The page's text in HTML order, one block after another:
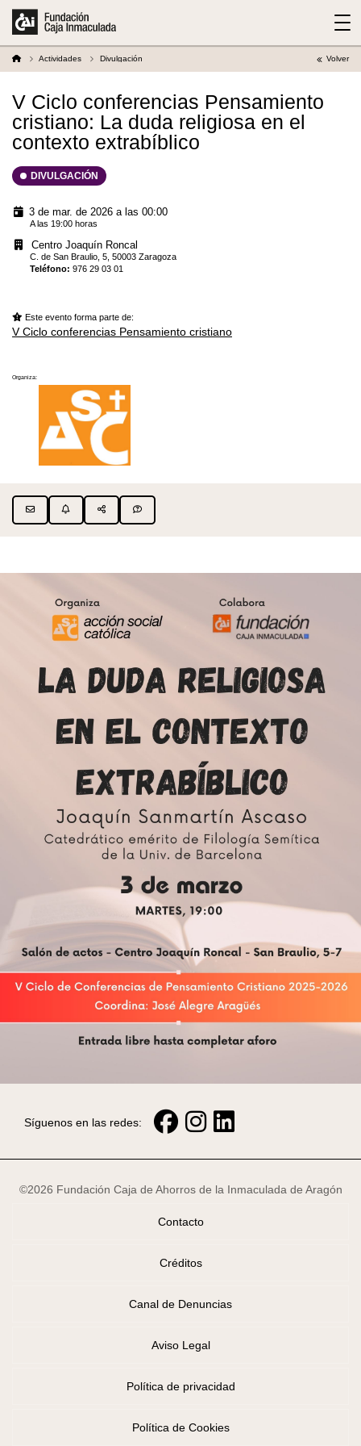
Actividades Divulgación Volver
V Ciclo conferencias Pensamiento
cristiano: La duda religiosa en el
contexto extrabíblico
DIVULGACIÓN
3 de mar. de 2026 a las 00:00
A las 19:00 horas
Centro Joaquín Roncal
C. de San Braulio, 5, 50003 Zaragoza
Teléfono:976 29 03 01
Este evento forma parte de:
V Ciclo conferencias Pensamiento cristiano
Organiza:
Síguenos en las redes:
©2026 Fundación Caja de Ahorros de la Inmaculada de Aragón
Contacto
Créditos
Canal de Denuncias
Aviso Legal
Política de privacidad
Política de Cookies